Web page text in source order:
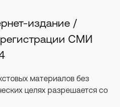
издание /
СМИ
материалов без
целях разрешается со